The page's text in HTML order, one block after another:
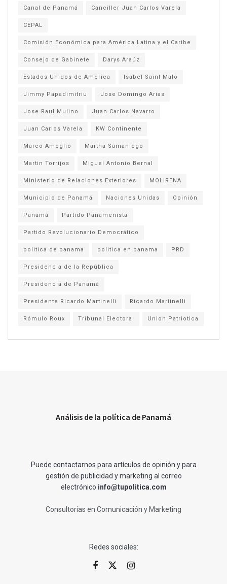
Canal de Panamá Canciller Juan Carlos Varela
CEPAL
Comisión Económica para América Latina y el Caribe
Consejo de Gabinete Darys Araúz
Estados Unidos de América Isabel Saint Malo
Jimmy Papadimitriu Jose Domingo Arias
Jose Raul Mulino Juan Carlos Navarro
Juan Carlos Varela KW Continente
Marco Ameglio Martha Samaniego
Martin Torrijos Miguel Antonio Bernal
Ministerio de Relaciones Exteriores MOLIRENA
Municipio de Panamá Naciones Unidas Opinión
Panamá Partido Panameñista
Partido Revolucionario Democrático
politica de panama politica en panama PRD
Presidencia de la República
Presidencia de Panamá
Presidente Ricardo Martinelli Ricardo Martinelli
Rómulo Roux Tribunal Electoral Union Patriotica
Análisis de la política de Panamá
Puede contactarnos para artículos de opinión y para
gestión de publicidad y marketing al correo
electrónico info@tupolitica.com
Consultorías en Comunicación y Marketing
Redes sociales: